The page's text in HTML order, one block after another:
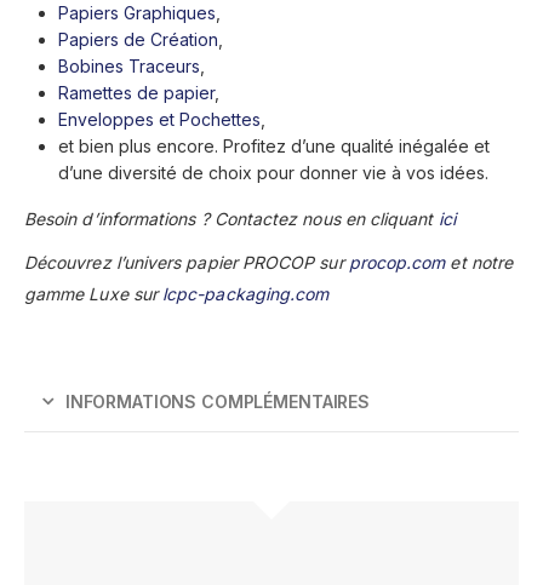
Papiers Graphiques
Papiers de Création
Bobines Traceurs
Ramettes de papier,
Enveloppes et Pochettes
et bien plus encore. Profitez d’une qualité inégalée et
d’une diversité de choix pour donner vie à vos idées.
Besoin d’informations ? Contactez nous en cliquant ici
Découvrez l’univers papier PROCOP surprocop.comet notre
gamme Luxe surlcpc-packaging.com
INFORMATIONS COMPLÉMENTAIRES